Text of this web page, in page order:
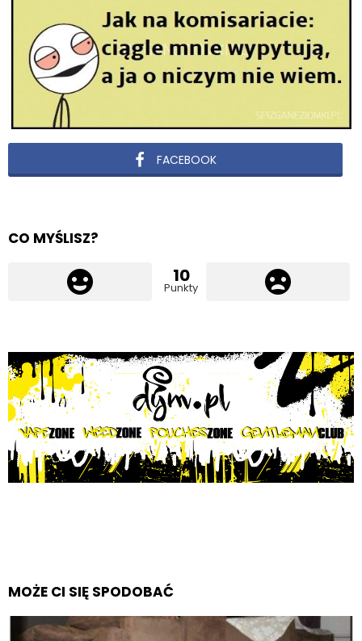
FACEBOOK
CO MYŚLISZ?
10
Punkty
MOŻE CI SIĘ SPODOBAĆ